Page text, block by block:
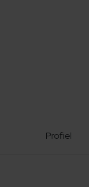
Profiel